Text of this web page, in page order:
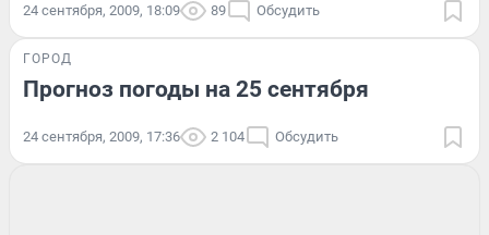
24 сентября, 2009, 18:09 89 Обсудить
ГОРОД
Прогноз погоды на 25 сентября
24 сентября, 2009, 17:36 2 104 Обсудить